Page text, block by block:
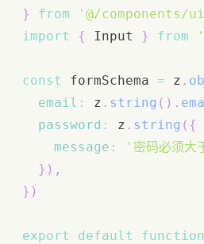
}
from
'@/components/
import
{ Input } from
const formSchema = z .
email : z . string ( ) .
password : z . string ( {
message : '密码必须大
} ) ,
} )
export default function